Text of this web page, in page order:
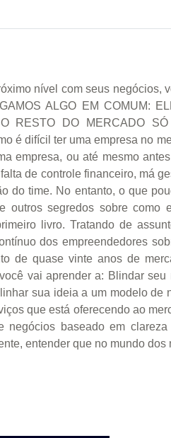
nível com seus negócios,
ALGO EM COMUM:
RESTO DO MERCADO
é difícil ter uma empresa no
empresa, ou até mesmo
de controle financeiro, má
do time. No entanto, o que
segredos sobre como
livro. Tratando de
dos empreendedores
de quase vinte anos de
vai aprender a: Blindar
sua ideia a um modelo de
que está oferecendo ao
baseado em
entender que no mundo